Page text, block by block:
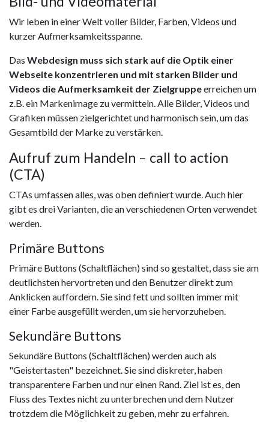
Wir leben in einer Welt voller Bilder, Farben, Videos und
kurzer Aufmerksamkeitsspanne.
Das Webdesign muss sich stark auf die Optik einer
Webseite konzentrieren und mit starken Bilder und
Videos die Aufmerksamkeit der Zielgruppeerreichen um
z.B. ein Markenimage zu vermitteln. Alle Bilder, Videos und
Grafiken müssen zielgerichtet und harmonisch sein, um das
Gesamtbild der Marke zu verstärken.
Aufruf zum Handeln – call to action
(CTA)
CTAs umfassen alles, was oben definiert wurde. Auch hier
gibt es drei Varianten, die an verschiedenen Orten verwendet
werden.
Primäre Buttons
Primäre Buttons (Schaltflächen) sind so gestaltet, dass sie am
deutlichsten hervortreten und den Benutzer direkt zum
Anklicken auffordern. Sie sind fett und sollten immer mit
einer Farbe ausgefüllt werden, um sie hervorzuheben.
Sekundäre Buttons
Sekundäre Buttons (Schaltflächen) werden auch als
"Geistertasten" bezeichnet. Sie sind diskreter, haben
transparentere Farben und nur einen Rand. Ziel ist es, den
Fluss des Textes nicht zu unterbrechen und dem Nutzer
trotzdem die Möglichkeit zu geben, mehr zu erfahren.